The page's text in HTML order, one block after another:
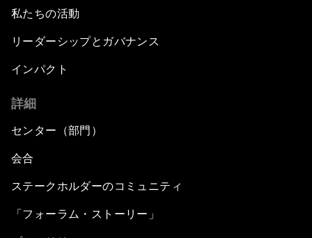
私たちの活動
リーダーシップとガバナンス
インパクト
詳細
センター（部門）
会合
ステークホルダーのコミュニティ
「フォーラム・ストーリー」